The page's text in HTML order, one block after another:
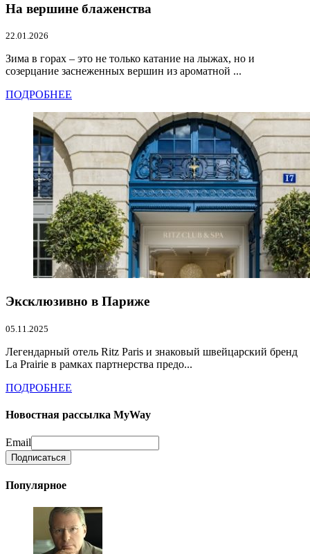
На вершине блаженства
22.01.2026
Зима в горах – это не только катание на лыжах, но и
созерцание заснеженных вершин из ароматной ...
ПОДРОБНЕЕ
Эксклюзивно в Париже
05.11.2025
Легендарный отель Ritz Paris и знаковый швейцарский бренд
La Prairie в рамках партнерства предо...
ПОДРОБНЕЕ
Новостная рассылка MyWay
Email
Популярное